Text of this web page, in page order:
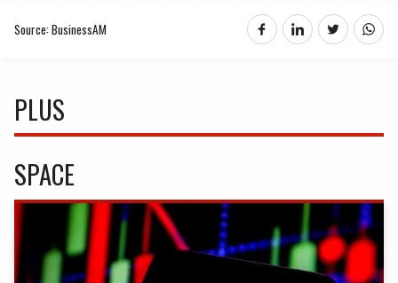
Source: BusinessAM
PLUS
SPACE